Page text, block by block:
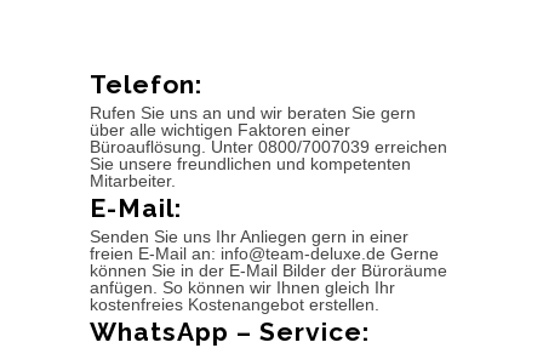
Telefon:
Rufen Sie uns an und wir beraten Sie gern
über alle wichtigen Faktoren einer
Büroauflösung. Unter 0800/7007039 erreichen
Sie unsere freundlichen und kompetenten
Mitarbeiter.
E-Mail:
Senden Sie uns Ihr Anliegen gern in einer
freien E-Mail an: info@team-deluxe.de Gerne
können Sie in der E-Mail Bilder der Büroräume
anfügen. So können wir Ihnen gleich Ihr
kostenfreies Kostenangebot erstellen.
WhatsApp – Service: